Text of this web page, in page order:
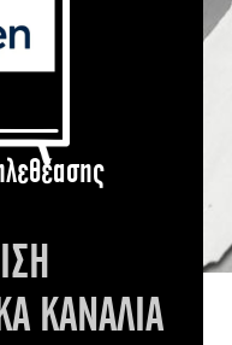
ΚΑΝΑΛΙΑ